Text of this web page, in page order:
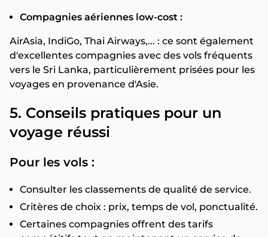
Compagnies aériennes low-cost :
AirAsia, IndiGo, Thai Airways,... : ce sont également
d'excellentes compagnies avec des vols fréquents
vers le Sri Lanka, particulièrement prisées pour les
voyages en provenance d'Asie.
5. Conseils pratiques pour un
voyage réussi
Pour les vols :
Consulter les classements de qualité de service.
Critères de choix : prix, temps de vol, ponctualité.
Certaines compagnies offrent des tarifs